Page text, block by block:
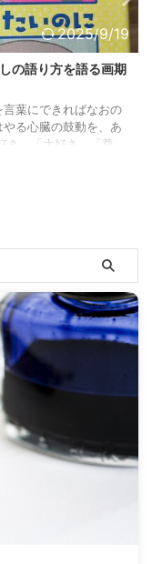
2025/9/19
度の採点基準が変わ
録ツール『Task
うになってきた！ 気
る、という自己納得感
時間術を駆使すれ
。割とつい最近の